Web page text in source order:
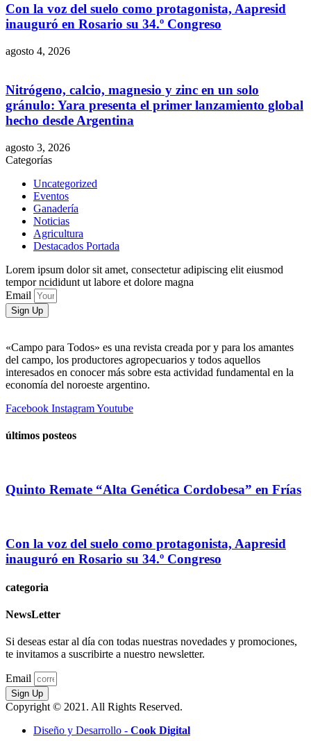
Con la voz del suelo como protagonista, Aapresid
inauguró en Rosario su 34.º Congreso
agosto 4, 2026
Nitrógeno, calcio, magnesio y zinc en un solo
gránulo: Yara presenta el primer lanzamiento global
hecho desde Argentina
agosto 3, 2026
Categorías
Uncategorized
Eventos
Ganadería
Noticias
Agricultura
Destacados Portada
Lorem ipsum dolor sit amet, consectetur adipiscing elit eiusmod
tempor ncididunt ut labore et dolore magna
Email
Sign Up
«Campo para Todos» es una revista creada por y para los amantes
del campo, los productores agropecuarios y todos aquellos
interesados en conocer más sobre esta actividad fundamental en la
economía del noroeste argentino.
Facebook InstagramYoutube
últimos posteos
Quinto Remate “Alta Genética Cordobesa” en Frías
Con la voz del suelo como protagonista, Aapresid
inauguró en Rosario su 34.º Congreso
categoria
NewsLetter
Si deseas estar al día con todas nuestras novedades y promociones,
te invitamos a suscribirte a nuestro newsletter.
Email
Sign Up
Copyright © 2021. All Rights Reserved.
Diseño y Desarrollo - Cook Digital